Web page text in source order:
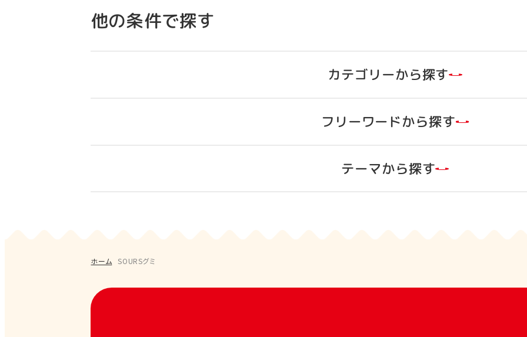
他の条件で探す
カテゴリーから探す
ラムネ
ラムネ
タブレット
フリーワードから探す
テーマから探す
ホーム SOURSグミ